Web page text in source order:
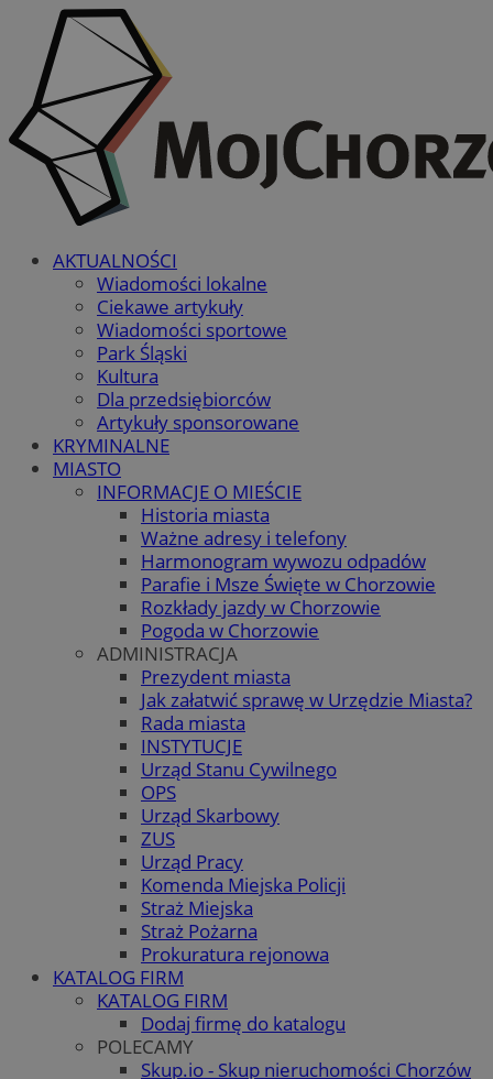
AKTUALNOŚCI
Wiadomości lokalne
Ciekawe artykuły
Wiadomości sportowe
Park Śląski
Kultura
Dla przedsiębiorców
Artykuły sponsorowane
KRYMINALNE
MIASTO
INFORMACJE O MIEŚCIE
Historia miasta
Ważne adresy i telefony
Harmonogram wywozu odpadów
Parafie i Msze Święte w Chorzowie
Rozkłady jazdy w Chorzowie
Pogoda w Chorzowie
ADMINISTRACJA
Prezydent miasta
Jak załatwić sprawę w Urzędzie Miasta?
Rada miasta
INSTYTUCJE
Urząd Stanu Cywilnego
OPS
Urząd Skarbowy
ZUS
Urząd Pracy
Komenda Miejska Policji
Straż Miejska
Straż Pożarna
Prokuratura rejonowa
KATALOG FIRM
KATALOG FIRM
Dodaj firmę do katalogu
POLECAMY
Skup.io - Skup nieruchomości Chorzów